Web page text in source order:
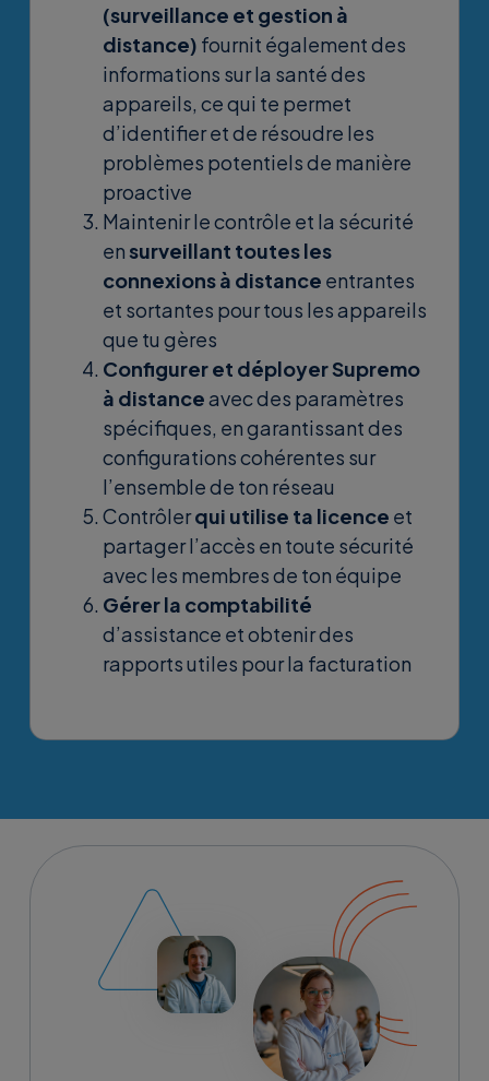
(surveillance et gestion à
distance) fournit également des
informations sur la santé des
appareils, ce qui te permet
d’identifier et de résoudre les
problèmes potentiels de manière
proactive
Maintenir le contrôle et la sécurité
ensurveillant toutes les
connexions à distance entrantes
et sortantes pour tous les appareils
que tu gères
Configurer et déployer Supremo
à distanceavec des paramètres
spécifiques, en garantissant des
configurations cohérentes sur
l’ensemble de ton réseau
Contrôlerqui utilise ta licence et
partager l’accès en toute sécurité
avec les membres de ton équipe
Gérer la comptabilité
d’assistance et obtenir des
rapports utiles pour la facturation